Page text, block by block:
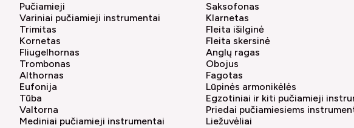
Pučiamieji
Variniai pučiamieji instrumentai
Trimitas
Kornetas
Fliugelhornas
Trombonas
Althornas
Eufonija
Tūba
Valtorna
Mediniai pučiamieji instrumentai
Saksofonas
Klarnetas
Fleita išilginė
Fleita skersinė
Anglų ragas
Obojus
Fagotas
Lūpinės armonikėlės
Egzotiniai ir kiti pučiamieji
Priedai pučiamiesiems
Liežuvėliai